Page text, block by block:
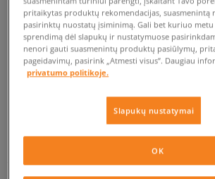
Prekė neprieinama
Jei prekė vėl bus sandėlyje, gausi pranešimą iš
EU dydžiai US
PATIKRINK PRIEINAMUMĄ PARDUOTUVĖJE
pritaikytas produktų rekomendacijas, suasmenintą
pasirinktų nuostatų įsiminimą. Gali bet kuriuo metu
sprendimą dėl slapukų ir nustatymuose
nenori gauti suasmenintų produktų pasiūlymų,
pageidavimų, pasirink „Atmesti visus”. Daugiau
privatumo politikoje.
Slapukų nustatymai
OK